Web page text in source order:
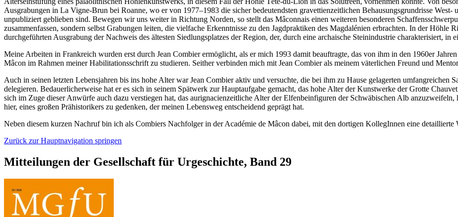
Ausgrabungen in La Vigne-Brun bei Roanne, wo er von 1977–1983 die sicher bedeutendsten gravettienzeitlichen Behausungsgrundrisse
unpubliziert geblieben sind. Bewegen wir uns weiter in Richtung Norden, so stellt das Mâconnais einen weiteren besonderen
zusammenfassen, sondern selbst Grabungen leiten, die vielfache Erkenntnisse zu den Jagdpraktiken des Magdalénien erbrachten. In der Höhle
durchgeführten Ausgrabung der Nachweis des ältesten Siedlungsplatzes der Region, der, durch eine archaische Steinindustrie charakterisiert, in
Meine Arbeiten in Frankreich wurden erst durch Jean Combier ermöglicht, als er mich 1993 damit beauftragte, das von ihm in den 1960er
Mâcon im Rahmen meiner Habilitationsschrift zu studieren. Seither verbinden mich mit Jean Combier als meinem väterlichen Freund und
Auch in seinen letzten Lebensjahren bis ins hohe Alter war Jean Combier aktiv und versuchte, die bei ihm zu Hause gelagerten umfangreichen
delegieren. Bedauerlicherweise hat er es sich in seinem Spätwerk zur Hauptaufgabe gemacht, das hohe Alter der Kunstwerke der Grotte
sich im Zuge dieser Anwürfe auch dazu verstiegen hat, das aurignacienzeitliche Alter der Elfenbeinfiguren der Schwäbischen Alb
hier, eines großen Prähistorikers zu gedenken, der meinen Lebensweg entscheidend geprägt hat.
Neben diesem kurzen Nachruf bin ich als Combiers Nachfolger in der Académie de Mâcon dabei, mit den dortigen KollegInnen eine detaillierte
Zurück zur Hauptnavigation springen
Mitteilungen der Gesellschaft für Urgeschichte, Band 29